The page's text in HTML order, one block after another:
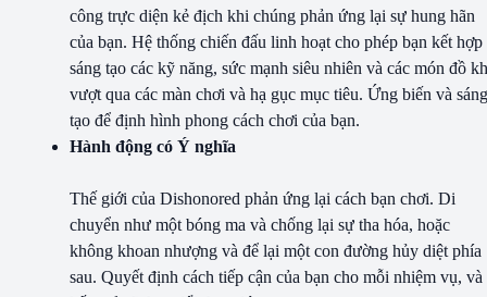
công trực diện kẻ địch khi chúng phản ứng lại sự hung hãn
của bạn. Hệ thống chiến đấu linh hoạt cho phép bạn kết hợp
sáng tạo các kỹ năng, sức mạnh siêu nhiên và các món đồ
vượt qua các màn chơi và hạ gục mục tiêu. Ứng biến và sáng
tạo để định hình phong cách chơi của bạn.
Hành động có Ý nghĩa
Thế giới của Dishonored phản ứng lại cách bạn chơi. Di
chuyển như một bóng ma và chống lại sự tha hóa, hoặc
không khoan nhượng và để lại một con đường hủy diệt phía
sau. Quyết định cách tiếp cận của bạn cho mỗi nhiệm vụ, và